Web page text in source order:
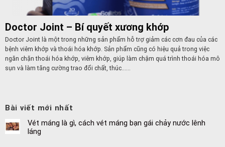
Doctor Joint – Bí quyết xương khớp
Doctor Joint là một trong những sản phẩm hỗ trợ giảm các cơn đau của các
bệnh viêm khớp và thoái hóa khớp. Sản phẩm cũng có hiệu quả trong việc
ngăn chặn thoái hóa khớp, viêm khớp, giúp làm chậm quá trình thoái hóa mô
sụn và làm tăng cường trao đổi chất, thúc......
Bài viết mới nhất
Vét máng là gì, cách vét máng bạn gái chảy nước lênh
láng